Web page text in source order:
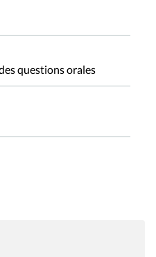
questions orales